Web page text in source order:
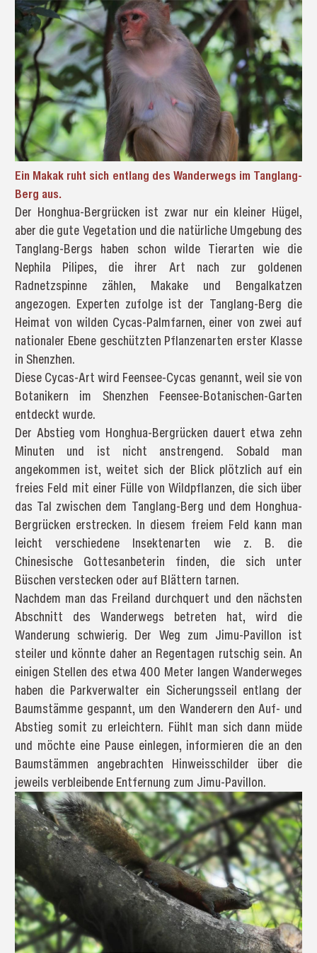
Ein Makak ruht sich entlang des Wanderwegs im Tanglang-
Berg aus.
Der Honghua-Bergrücken ist zwar nur ein kleiner Hügel,
aber die gute Vegetation und die natürliche Umgebung des
Tanglang-Bergs haben schon wilde Tierarten wie die
Nephila Pilipes, die ihrer Art nach zur goldenen
Radnetzspinne zählen, Makake und Bengalkatzen
angezogen. Experten zufolge ist der Tanglang-Berg die
Heimat von wilden Cycas-Palmfarnen, einer von zwei auf
nationaler Ebene geschützten Pflanzenarten erster Klasse
in Shenzhen.
Diese Cycas-Art wird Feensee-Cycas genannt, weil sie von
Botanikern im Shenzhen Feensee-Botanischen-Garten
entdeckt wurde.
Der Abstieg vom Honghua-Bergrücken dauert etwa zehn
Minuten und ist nicht anstrengend. Sobald man
angekommen ist, weitet sich der Blick plötzlich auf ein
freies Feld mit einer Fülle von Wildpflanzen, die sich über
das Tal zwischen dem Tanglang-Berg und dem Honghua-
Bergrücken erstrecken. In diesem freiem Feld kann man
leicht verschiedene Insektenarten wie z. B. die
Chinesische Gottesanbeterin finden, die sich unter
Büschen verstecken oder auf Blättern tarnen.
Nachdem man das Freiland durchquert und den nächsten
Abschnitt des Wanderwegs betreten hat, wird die
Wanderung schwierig. Der Weg zum Jimu-Pavillon ist
steiler und könnte daher an Regentagen rutschig sein. An
einigen Stellen des etwa 400 Meter langen Wanderweges
haben die Parkverwalter ein Sicherungsseil entlang der
Baumstämme gespannt, um den Wanderern den Auf- und
Abstieg somit zu erleichtern. Fühlt man sich dann müde
und möchte eine Pause einlegen, informieren die an den
Baumstämmen angebrachten Hinweisschilder über die
jeweils verbleibende Entfernung zum Jimu-Pavillon.